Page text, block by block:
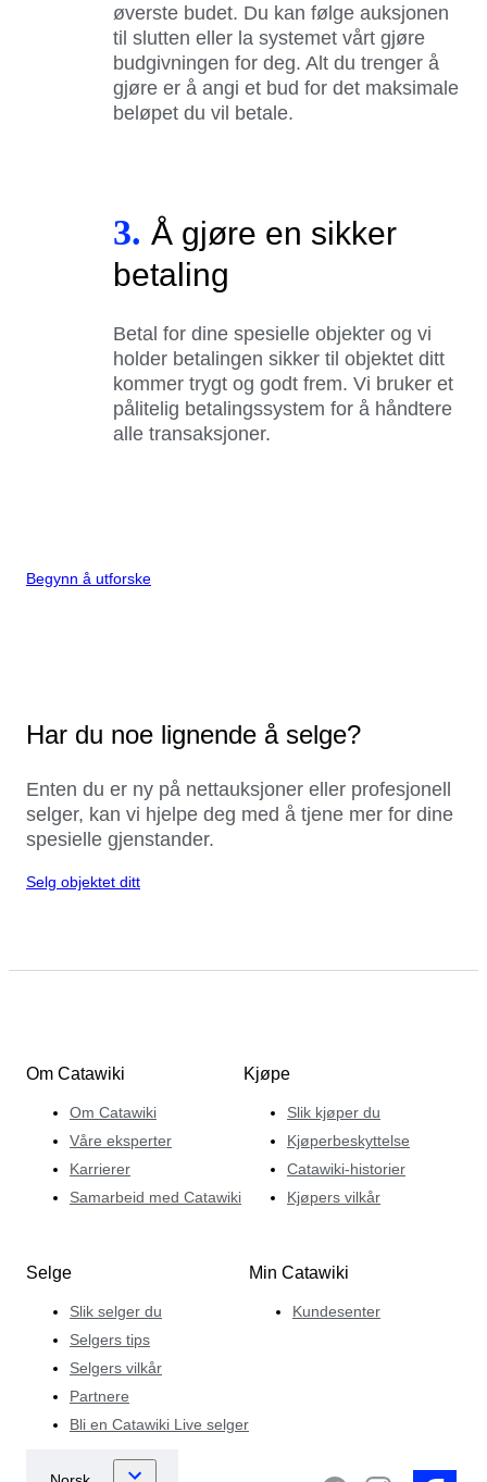
øverste budet. Du kan følge auksjonen
til slutten eller la systemet vårt gjøre
budgivningen for deg. Alt du trenger å
gjøre er å angi et bud for det maksimale
beløpet du vil betale.
3. Å gjøre en sikker
betaling
Betal for dine spesielle objekter og vi
holder betalingen sikker til objektet ditt
kommer trygt og godt frem. Vi bruker et
pålitelig betalingssystem for å håndtere
alle transaksjoner.
Begynn å utforske
Har du noe lignende å selge?
Enten du er ny på nettauksjoner eller profesjonell
selger, kan vi hjelpe deg med å tjene mer for dine
spesielle gjenstander.
Selg objektet ditt
Om Catawiki
Om Catawiki
Våre eksperter
Karrierer
Samarbeid med Catawiki
Kjøpe
Slik kjøper du
Kjøperbeskyttelse
Catawiki-historier
Kjøpers vilkår
Selge
Slik selger du
Selgers tips
Selgers vilkår
Partnere
Bli en Catawiki Live selger
Min Catawiki
Kundesenter